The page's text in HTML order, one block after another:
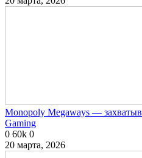
Monopoly Megaways —
Gaming
0 60k 0
20 марта, 2026